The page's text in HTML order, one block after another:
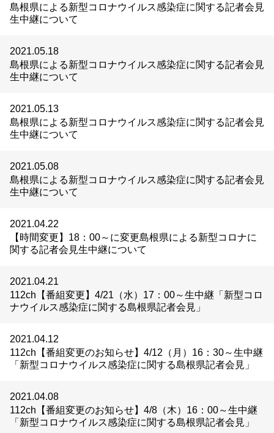
島根県による新型コロナウイルス感染症に関する記者会見
生中継について
2021.05.18
島根県による新型コロナウイルス感染症に関する記者会見
生中継について
2021.05.13
島根県による新型コロナウイルス感染症に関する記者会見
生中継について
2021.05.08
島根県による新型コロナウイルス感染症に関する記者会見
生中継について
2021.04.22
【時間変更】18：00～に変更島根県による新型コロナに
関する記者会見生中継について
2021.04.21
112ch【番組変更】4/21（水）17：00～生中継「新型コロ
ナウイルス感染症に関する島根県記者会見」
2021.04.12
112ch【番組変更のお知らせ】4/12（月）16：30～生中継
「新型コロナウイルス感染症に関する島根県記者会見」
2021.04.08
112ch【番組変更のお知らせ】4/8（木）16：00～生中継
「新型コロナウイルス感染症に関する島根県記者会見」